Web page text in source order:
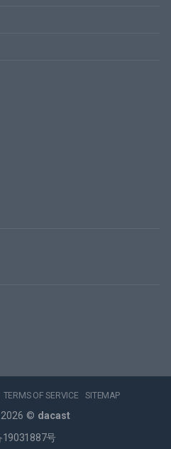
TERMS OF SERVICE SITEMAP
© dacast
19031887号